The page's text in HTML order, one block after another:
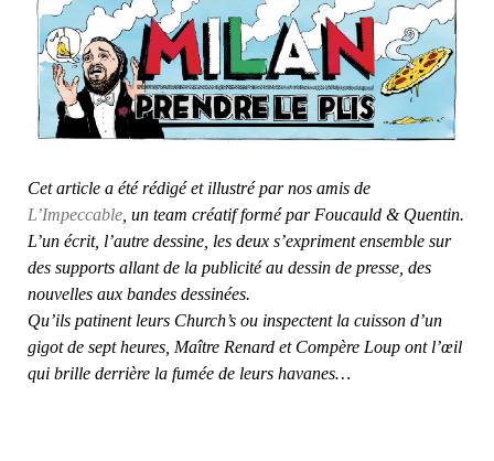
Cet article a été rédigé et illustré par nos amis de
L’Impeccable , un team créatif formé par Foucauld & Quentin.
L’un écrit, l’autre dessine, les deux s’expriment ensemble sur
des supports allant de la publicité au dessin de presse, des
nouvelles aux bandes dessinées.
Qu’ils patinent leurs Church’s ou inspectent la cuisson d’un
gigot de sept heures, Maître Renard et Compère Loup ont l’œil
qui brille derrière la fumée de leurs havanes…